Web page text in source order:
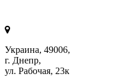
Украина, 49006,
г. Днепр,
ул. Рабочая, 23к